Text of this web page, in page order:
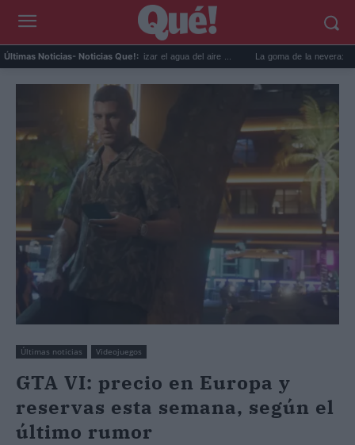
Últimas Noticias- Noticias Que!:
6 usos prácticos para reutilizar el agua del aire ... La goma de la nevera: el truco
Últimas noticias Videojuegos
GTA VI: precio en Europa y
reservas esta semana, según el
último rumor